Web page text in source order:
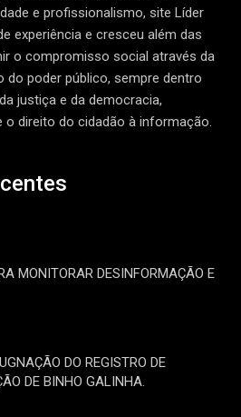
e profissionalismo, site Líder
experiência e cresceu além das
o compromisso social através da
poder público, sempre dentro
justiça e da democracia,
o direito do cidadão à informação.
MONITORAR DESINFORMAÇÃO E
DO REGISTRO DE
DE BINHO GALINHA.